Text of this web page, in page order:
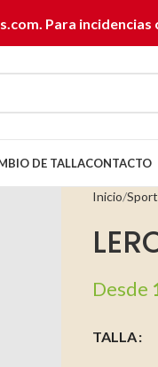
Para
DE TALLACONTACTO
Inicio
Desde
TALLA